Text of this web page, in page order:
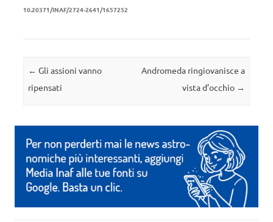
10.20371/INAF/2724-2641/1657252
Navigazione articolo
← Gli assioni vanno
ripensati
Andromeda ringiovanisce a
vista d’occhio →